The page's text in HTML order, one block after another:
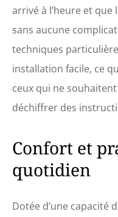
arrivé à l’heure et que
sans aucune
techniques
installation facile, ce
ceux qui ne
déchiffrer des
Confort et
quotidien
Dotée d’une capacité